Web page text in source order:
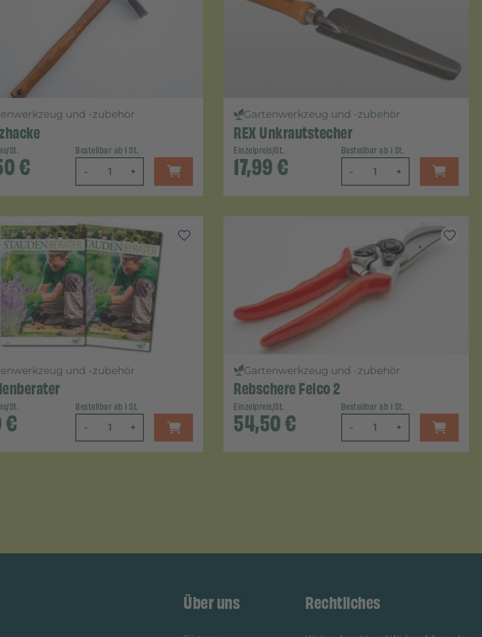
und -zubehör
St.
€
Bestellbar ab 1 St.
- +
Gartenwerkzeug und -zubehör
REX Unkrautstecher
Einzelpreis/St.
17,99€
Bestellbar ab 1 St.
- +
und -zubehör
St.
€
Bestellbar ab 1 St.
- +
Gartenwerkzeug und -zubehör
Rebschere Felco 2
Einzelpreis/St.
54,50€
Bestellbar ab 1 St.
- +
Über uns Rechtliches